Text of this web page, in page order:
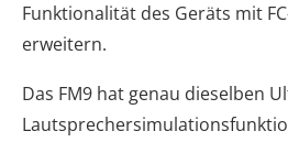
Funktionalität des Geräts mit
erweitern.
Das FM9 hat genau dieselben